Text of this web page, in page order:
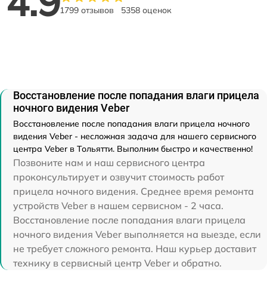
1799 отзывов 5358 оценок
Восстановление после попадания влаги прицела
ночного видения Veber
Восстановление после попадания влаги прицела ночного
видения Veber - несложная задача для нашего сервисного
центра Veber в Тольятти. Выполним быстро и качественно!
Позвоните нам и наш сервисного центра
проконсультирует и озвучит стоимость работ
прицела ночного видения. Среднее время ремонта
устройств Veber в нашем сервисном - 2 часа.
Восстановление после попадания влаги прицела
ночного видения Veber выполняется на выезде, если
не требует сложного ремонта. Наш курьер доставит
технику в сервисный центр Veber и обратно.